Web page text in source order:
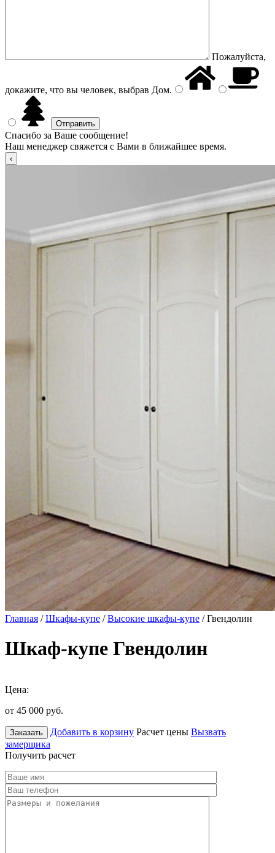
Пожалуйста,
докажите, что вы человек, выбрав Дом.
Спасибо за Ваше сообщение!
Наш менеджер свяжется с Вами в ближайшее время.
Главная /Шкафы-купе /Высокие шкафы-купе / Гвендолин
Шкаф-купе Гвендолин
Цена:
от 45 000 руб.
Заказать Добавить в корзину Расчет цены Вызвать
замерщика
Получить расчет